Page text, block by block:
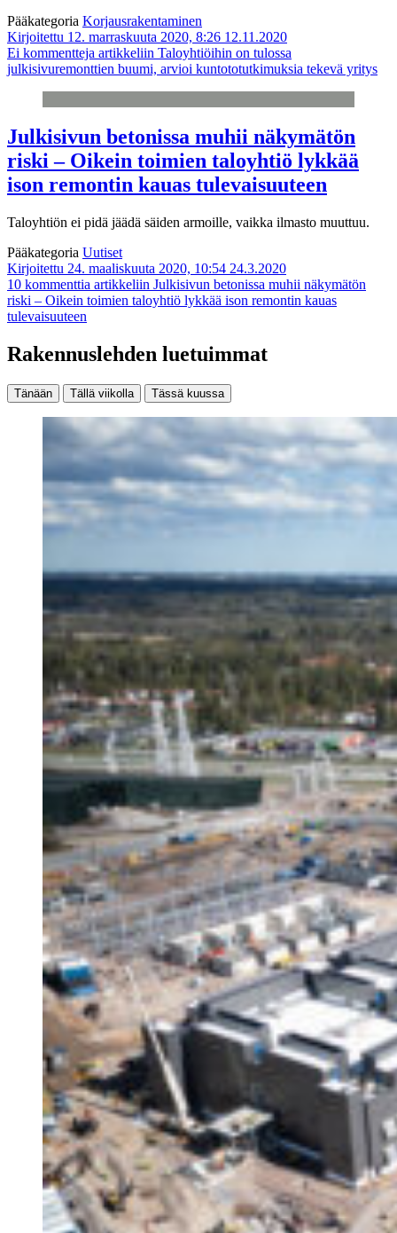
Pääkategoria Korjausrakentaminen
Kirjoitettu 12. marraskuuta 2020, 8:26 12.11.2020
Ei kommentteja artikkeliin Taloyhtiöihin on tulossa
julkisivuremonttien buumi, arvioi kuntototutkimuksia tekevä yritys
Julkisivun betonissa muhii näkymätön
riski – Oikein toimien taloyhtiö lykkää
ison remontin kauas tulevaisuuteen
Taloyhtiön ei pidä jäädä säiden armoille, vaikka ilmasto muuttuu.
Pääkategoria Uutiset
Kirjoitettu 24. maaliskuuta 2020, 10:54 24.3.2020
10 kommenttia artikkeliin Julkisivun betonissa muhii näkymätön
riski – Oikein toimien taloyhtiö lykkää ison remontin kauas
tulevaisuuteen
Rakennuslehden luetuimmat
Tänään Tällä viikolla Tässä kuussa